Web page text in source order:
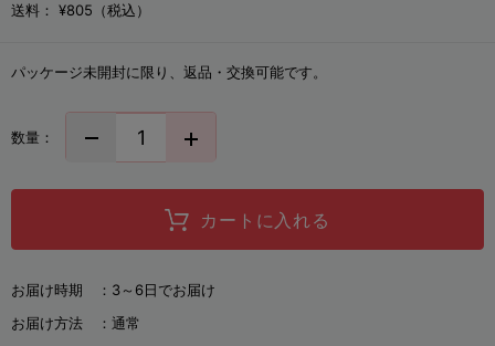
送料： ¥805（税込）
パッケージ未開封に限り、返品・交換可能です。
数量：
カートに入れる
お届け時期 ： 3～6日でお届け
お届け方法 ： 通常